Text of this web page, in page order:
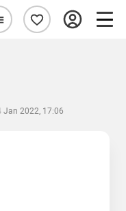
Jan 2022, 17:06